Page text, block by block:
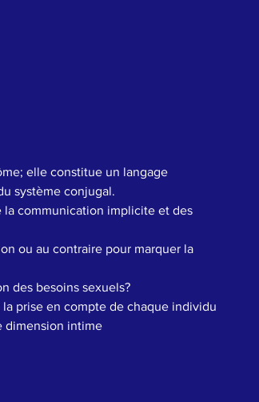
elle constitue un langage
système conjugal.
la communication implicite et des
ou au contraire pour marquer la
des besoins sexuels?
prise en compte de chaque individu
dimension intime